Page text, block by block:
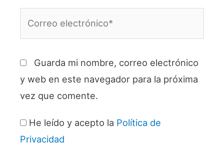
Guarda mi nombre, correo electrónico
y web en este navegador para la próxima
vez que comente.
He leído y acepto la Política de
Privacidad